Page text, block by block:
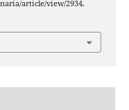
article/view/2934.